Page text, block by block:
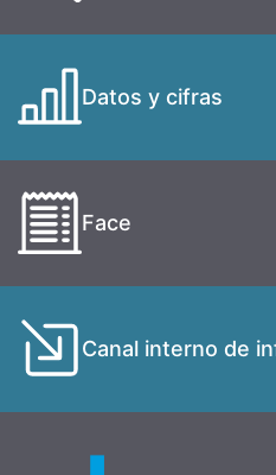
Datos y cifras
Face
Canal interno de